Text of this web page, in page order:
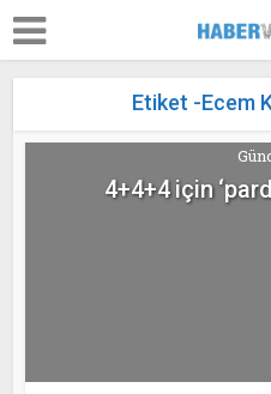
Etiket -Ecem
4+4+4 için